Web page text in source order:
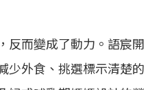
反而變成了動力。語宸開
少外食、挑選標示清楚的